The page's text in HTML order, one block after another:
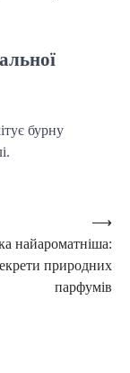
бурну
найароматніша:
природних
парфумів
⟶